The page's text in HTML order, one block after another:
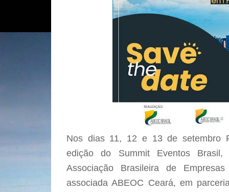
Nos dias 11, 12 e 13 de setembro
edição do Summit Eventos
Associação Brasileira de
associada ABEOC Ceará, em